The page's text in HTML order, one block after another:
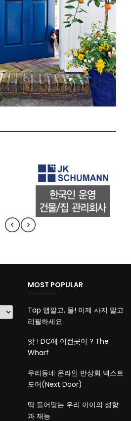
MOST POPULAR
Tap 앱깔고, 물! 이제 사지 말고
리필하세요.
앗 ! DC에 이런곳이 ? The
Wharf
우리동네 온라인 반상회 넥스트
도어(Next Door)
딱 들어맞는 우리 아이의 성향
과 재능